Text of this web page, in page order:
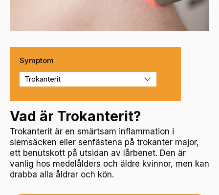
Symptom
Vad är Trokanterit?
Trokanterit är en smärtsam inflammation i
slemsäcken eller senfästena på trokanter major,
ett benutskott på utsidan av lårbenet. Den är
vanlig hos medelålders och äldre kvinnor, men kan
drabba alla åldrar och kön.